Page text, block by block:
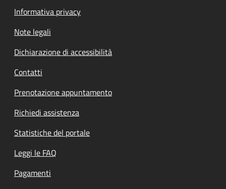
Informativa privacy
Note legali
Dichiarazione di accessibilità
Contatti
Prenotazione appuntamento
Richiedi assistenza
Statistiche del portale
Leggi le FAQ
Pagamenti